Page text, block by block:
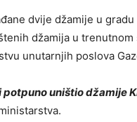
dvije džamije u gradu
džamija u
unutarnjih poslova
uništio džamije